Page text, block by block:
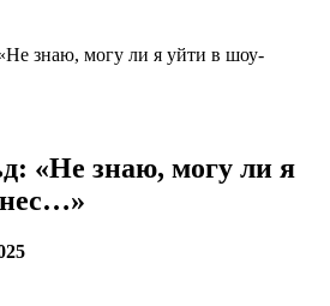
знаю, могу ли я уйти в шоу-
«Не знаю, могу ли я